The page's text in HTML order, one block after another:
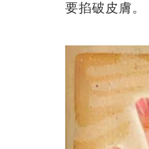
要掐破皮膚。